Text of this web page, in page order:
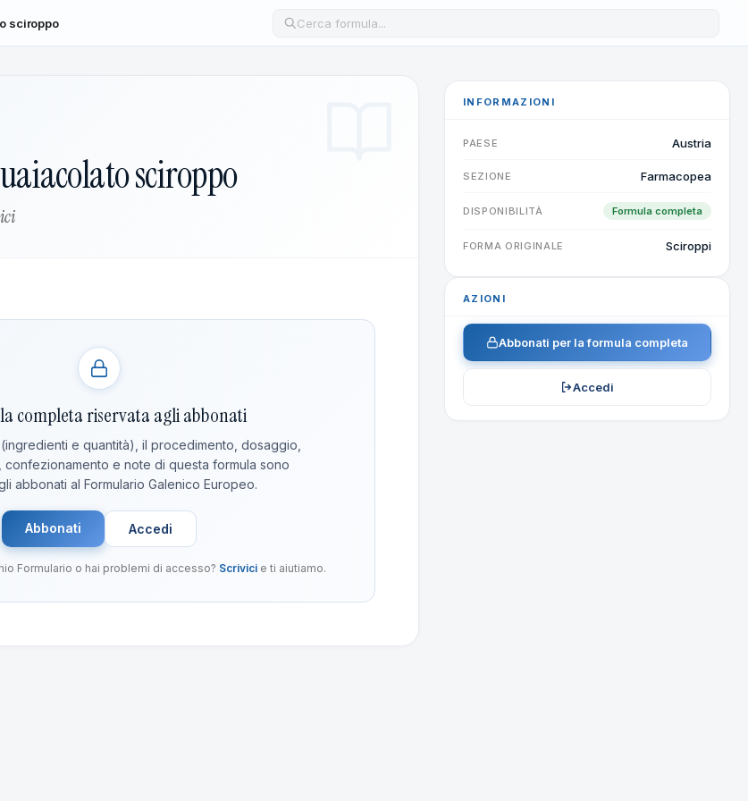
sciroppo Cerca una formula nel database
sciroppo
completa riservata agli abbonati
e quantità), il procedimento, dosaggio,
e note di questa formula sono
abbonati al Formulario Galenico Europeo.
Abbonati Accedi
Formulario o hai problemi di accesso? Scrivicie ti aiutiamo.
INFORMAZIONI
PAESE Austria
SEZIONE Farmacopea
DISPONIBILITÀ Formula completa
FORMA ORIGINALE Sciroppi
AZIONI
Abbonati per la formula completa
Accedi